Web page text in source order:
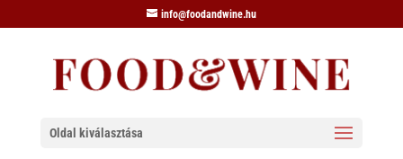
info@foodandwine.hu
Oldal kiválasztása